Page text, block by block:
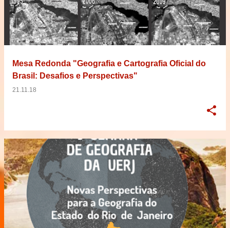
Mesa Redonda "Geografia e Cartografia Oficial do
Brasil: Desafios e Perspectivas"
21.11.18